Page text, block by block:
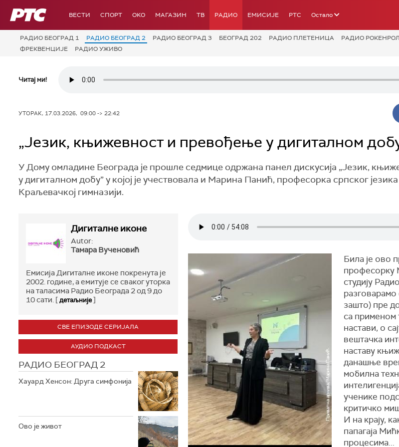
РТС ВЕСТИ СПОРТ OKO МАГАЗИН ТВ РАДИО ЕМИСИЈЕ РТС Остало
РАДИО БЕОГРАД 1 РАДИО БЕОГРАД 2 РАДИО БЕОГРАД 3 БЕОГРАД 202 РАДИО ПЛЕТЕНИЦА РАДИО
ФРЕКВЕНЦИЈЕ
РАДИО УЖИВО
Читај ми!
УТОРАК, 17.03.2026, 09:00 -> 22:42
„Језик, књижевност и превођење у дигиталном
У Дому омладине Београда је прошле седмице одржана панел дискусија „Језик,
у дигиталном добу” у којој је учествовала и Марина Панић, професорка српског
Краљевачкој гимназији.
Дигиталне иконе
Autor:
Тамара Вученовић
Емисија Дигиталне иконе покренута je
2002. године, а емитује се сваког уторка
на таласима Радио Београда 2 од 9 до
10 сати. [детаљније]
СВЕ ЕПИЗОДЕ СЕРИЈАЛА
АУДИО ПОДКАСТ
РАДИО БЕОГРАД 2
Хауард Хенсон: Друга симфонија
Ово је живот
Била је ово
професорку
студију
разговарамо
зашто) пре
са применом
настави, о
вештачка
наставу
данашње
мобилна
ученике
критичко
И на крају,
папагаја
процесима...